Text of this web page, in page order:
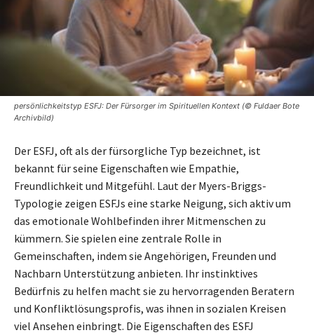
persönlichkeitstyp ESFJ: Der Fürsorger im Spirituellen Kontext (© Fuldaer Bote
Archivbild)
Der ESFJ, oft als der fürsorgliche Typ bezeichnet, ist
bekannt für seine Eigenschaften wie Empathie,
Freundlichkeit und Mitgefühl. Laut der Myers-Briggs-
Typologie zeigen ESFJs eine starke Neigung, sich aktiv um
das emotionale Wohlbefinden ihrer Mitmenschen zu
kümmern. Sie spielen eine zentrale Rolle in
Gemeinschaften, indem sie Angehörigen, Freunden und
Nachbarn Unterstützung anbieten. Ihr instinktives
Bedürfnis zu helfen macht sie zu hervorragenden Beratern
und Konfliktlösungsprofis, was ihnen in sozialen Kreisen
viel Ansehen einbringt. Die Eigenschaften des ESFJ